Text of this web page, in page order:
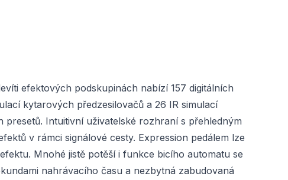
efektových podskupinách nabízí 157 digitálních
kytarových předzesilovačů a 26 IR simulací
Intuitivní uživatelské rozhraní s přehledným
v rámci signálové cesty. Expression pedálem lze
Mnohé jistě potěší i funkce bicího automatu se
nahrávacího času a nezbytná zabudovaná